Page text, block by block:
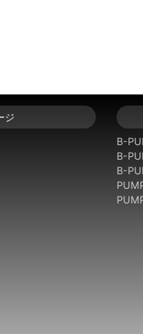
ジ
B-
B-
B-